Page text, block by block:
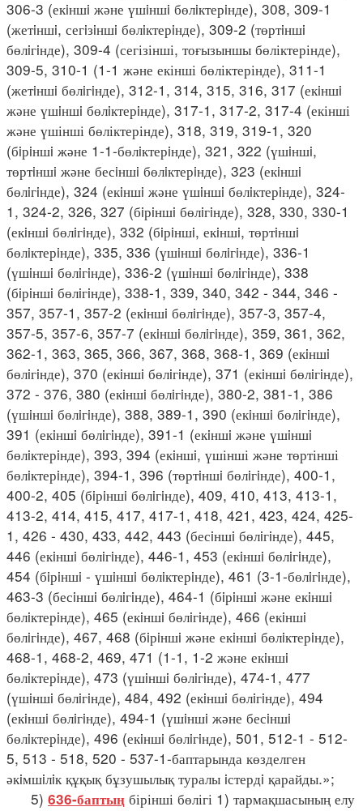
306-3 (екiншi және үшiншi бөлiктерiнде), 308, 309-1
(жетiншi, сегiзiншi бөлiктерiнде), 309-2 (төртiншi
бөлiгiнде), 309-4 (сегізінші, тоғызыншы бөліктерінде),
309-5, 310-1 (1-1 және екінші бөліктерінде), 311-1
(жетiншi бөлiгiнде), 312-1, 314, 315, 316, 317 (екiншi
және үшiншi бөлiктерiнде), 317-1, 317-2, 317-4 (екінші
және үшінші бөліктерінде), 318, 319, 319-1, 320
(бiрiншi және 1-1-бөлiктерiнде), 321, 322 (үшiншi,
төртiншi және бесiншi бөлiктерiнде), 323 (екiншi
бөлiгiнде), 324 (екiншi және үшiншi бөлiктерiнде), 324-
1, 324-2, 326, 327 (бiрiншi бөлiгiнде), 328, 330, 330-1
(екiншi бөлiгiнде), 332 (бiрiншi, екiншi, төртiншi
бөлiктерiнде), 335, 336 (үшiншi бөлiгiнде), 336-1
(үшiншi бөлiгiнде), 336-2 (үшiншi бөлiгiнде), 338
(бiрiншi бөлiгiнде), 338-1, 339, 340, 342 - 344, 346 -
357, 357-1, 357-2 (екiншi бөлiгiнде), 357-3, 357-4,
357-5, 357-6, 357-7 (екiншi бөлiгiнде), 359, 361, 362,
362-1, 363, 365, 366, 367, 368, 368-1, 369 (екiншi
бөлiгiнде), 370 (екiншi бөлiгiнде), 371 (екiншi бөлiгiнде),
372 - 376, 380 (екiншi бөлiгiнде), 380-2, 381-1, 386
(үшiншi бөлiгiнде), 388, 389-1, 390 (екiншi бөлiгiнде),
391 (екiншi бөлiгiнде), 391-1 (екiншi және үшiншi
бөлiктерiнде), 393, 394 (екiншi, үшінші және төртінші
бөлiктерiнде), 394-1, 396 (төртiншi бөлiгiнде), 400-1,
400-2, 405 (бiрiншi бөлiгiнде), 409, 410, 413, 413-1,
413-2, 414, 415, 417, 417-1, 418, 421, 423, 424, 425-
1, 426 - 430, 433, 442, 443 (бесiншi бөлiгiнде), 445,
446 (екiншi бөлiгiнде), 446-1, 453 (екiншi бөлiгiнде),
454 (бiрiншi - үшiншi бөлiктерiнде), 461 (3-1-бөлiгiнде),
463-3 (бесiншi бөлiгiнде), 464-1 (бiрiншi және екiншi
бөлiктерiнде), 465 (екiншi бөлiгiнде), 466 (екiншi
бөлiгiнде), 467, 468 (бiрiншi және екiншi бөлiктерiнде),
468-1, 468-2, 469, 471 (1-1, 1-2 және екiншi
бөлiктерiнде), 473 (үшiншi бөлiгiнде), 474-1, 477
(үшiншi бөлiгiнде), 484, 492 (екiншi бөлiгiнде), 494
(екiншi бөлiгiнде), 494-1 (үшiншi және бесiншi
бөлiктерiнде), 496 (екiншi бөлiгiнде), 501, 512-1 - 512-
5, 513 - 518, 520 - 537-1-баптарында көзделген
әкiмшiлiк құқық бұзушылық туралы iстердi қарайды.»;
5) 636-баптың бірінші бөлігі 1) тармақшасының елу